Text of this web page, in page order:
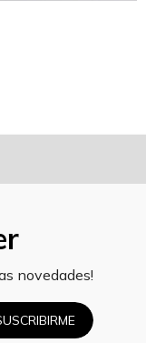
novedades!